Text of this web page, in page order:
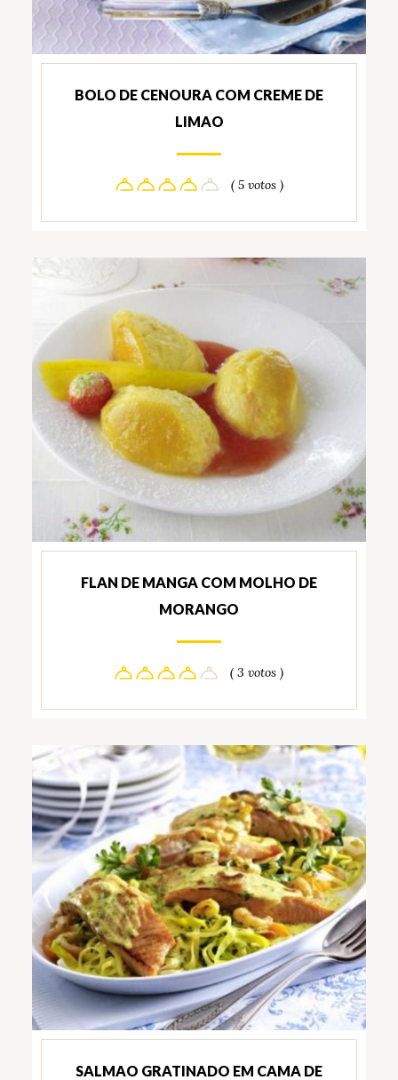
BOLO DE CENOURA COM CREME DE
LIMAO
( 5 votos )
FLAN DE MANGA COM MOLHO DE
MORANGO
( 3 votos )
SALMAO GRATINADO EM CAMA DE